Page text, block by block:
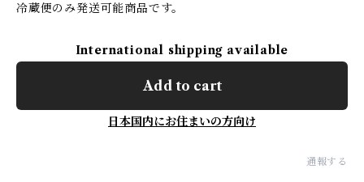
冷蔵便のみ発送可能商品です。
International shipping available
Add to cart
日本国内にお住まいの方向け
通報する